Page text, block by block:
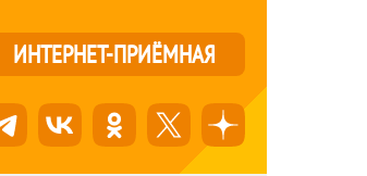
ИНТЕРНЕТ-ПРИЁМНАЯ